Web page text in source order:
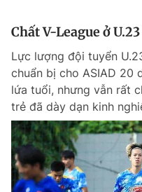
Chuyên mục
Chuyên mục khác
Chào ngày mới
Tin thị trường
Thông tin tài khoản
Đổi mật khẩu
Tin đã lưu
Tin đã xem
Đăng xuất
Chất V-League ở
Lực lượng đội tuyển
chuẩn bị cho ASIAD 20
lứa tuổi, nhưng vẫn rất
trẻ đã dày dạn kinh